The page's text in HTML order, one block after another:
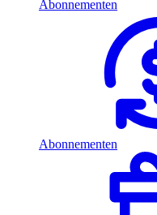
Abonnementen
Abonnementen